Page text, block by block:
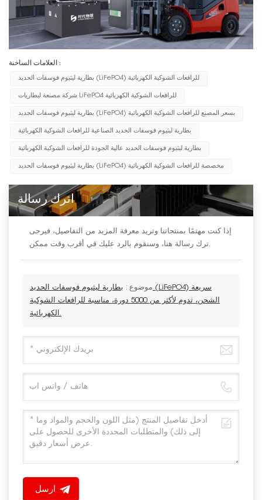
العلامات الساخنة :
بطارية ليثيوم فوسفات الحديد (LiFePO4) للرافعات الشوكية الكهربائية
شركة مصنعة لبطاريات LiFePO4 للرافعات الشوكية الكهربائية
بطارية ليثيوم فوسفات الحديد (LiFePO4) بسعر المصنع للرافعات الشوكية الكهربائية
بطارية ليثيوم فوسفات الحديد الصناعية للرافعات الشوكية الكهربائية
بطارية ليثيوم فوسفات الحديد عالية الجودة للرافعات الشوكية الكهربائية
بطارية ليثيوم فوسفات الحديد (LiFePO4) مخصصة للرافعات الشوكية الكهربائية
اترك رسالة
إذا كنت مهتمًا بمنتجاتنا وتريد معرفة المزيد من التفاصيل، فيرجى
موضوع : بطارية ليثيوم فوسفات الحديد (LiFePO4) سريعة
الشحن، تدوم لأكثر من 5000 دورة، مناسبة للرافعات الشوكية
ارسل